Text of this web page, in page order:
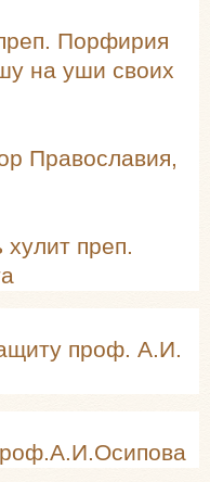
Порфирия
на уши своих
Православия,
преп.
проф. А.И.